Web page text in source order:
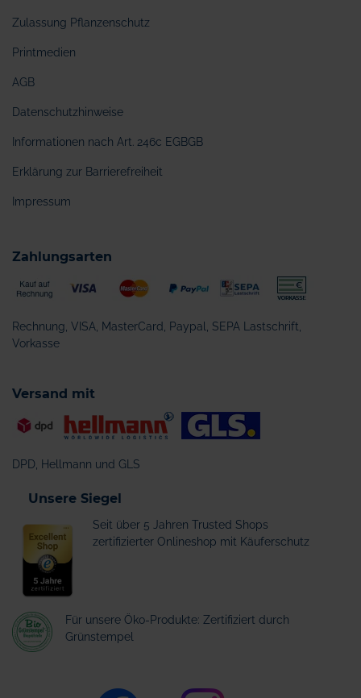
Zulassung Pflanzenschutz
Printmedien
AGB
Datenschutzhinweise
Informationen nach Art. 246c EGBGB
Erklärung zur Barrierefreiheit
Impressum
Zahlungsarten
Rechnung, VISA, MasterCard, Paypal, SEPA Lastschrift,
Vorkasse
Versand mit
DPD, Hellmann und GLS
Unsere Siegel
Seit über 5 Jahren Trusted Shops
zertifizierter Onlineshop mit Käuferschutz
Für unsere Öko-Produkte: Zertifiziert durch
Grünstempel